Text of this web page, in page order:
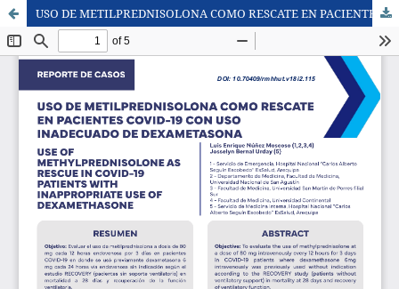
USO DE METILPREDNISOLONA COMO RESCATE EN PACIENTES COVID-19 CON USO INADECUADO DE DEXAMETASONA